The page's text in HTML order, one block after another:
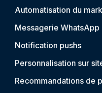
Automatisation du
Messagerie WhatsApp
Notification pushs
Personnalisation sur
Recommandations de